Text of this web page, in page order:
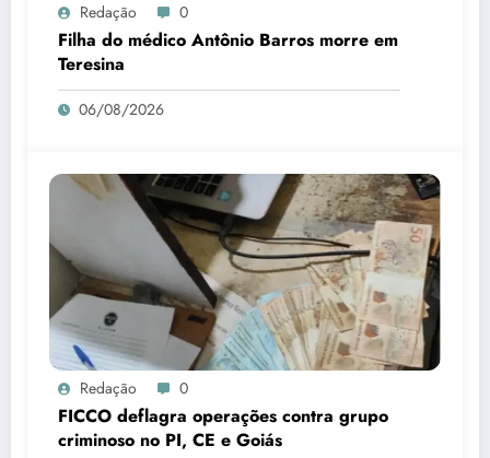
Redação 0
Filha do médico Antônio Barros morre em
Teresina
06/08/2026
Redação 0
FICCO deflagra operações contra grupo
criminoso no PI, CE e Goiás